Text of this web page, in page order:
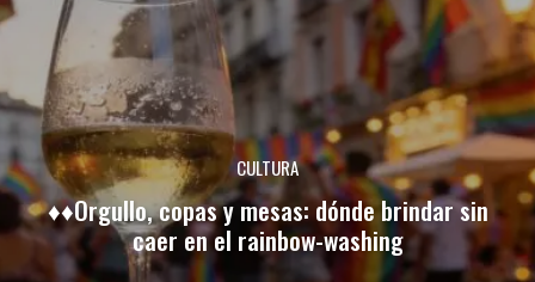
CULTURA
♦♦Orgullo, copas y mesas: dónde brindar sin
caer en el rainbow-washing